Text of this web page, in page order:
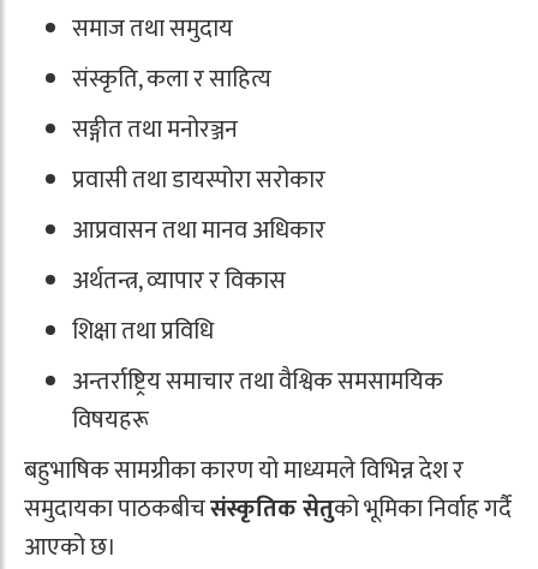
समाज तथा समुदाय
संस्कृति, कला र साहित्य
सङ्गीत तथा मनोरञ्जन
प्रवासी तथा डायस्पोरा सरोकार
आप्रवासन तथा मानव अधिकार
अर्थतन्त्र, व्यापार र विकास
शिक्षा तथा प्रविधि
अन्तर्राष्ट्रिय समाचार तथा वैश्विक समसामयिक
विषयहरू
बहुभाषिक सामग्रीका कारण यो माध्यमले विभिन्न देश र
समुदायका पाठकबीचसंस्कृतिक सेतुको भूमिका निर्वाह गर्दै
आएको छ।